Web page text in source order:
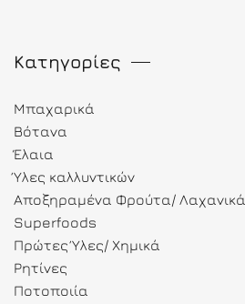
Κατηγορίες
Μπαχαρικά
Βότανα
Έλαια
Ύλες καλλυντικών
Αποξηραμένα Φρούτα/ Λαχανικά
Superfoods
Πρώτες Ύλες/ Χημικά
Ρητίνες
Ποτοποιία